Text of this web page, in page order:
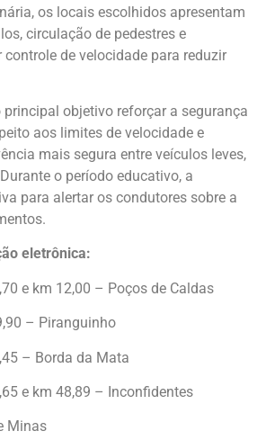
os locais escolhidos apresentam
circulação de pedestres e
controle de velocidade para reduzir
objetivo reforçar a segurança
aos limites de velocidade e
mais segura entre veículos leves,
o período educativo, a
para alertar os condutores sobre a
eletrônica:
e km 12,00 – Poços de Caldas
– Piranguinho
– Borda da Mata
e km 48,89 – Inconfidentes
Minas